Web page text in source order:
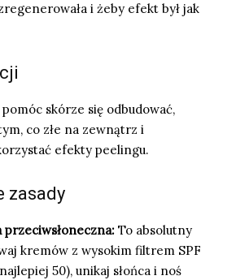
i żeby efekt był jak
skórze się odbudować,
co złe na zewnątrz i
efekty peelingu.
zasady
przeciwsłoneczna: To absolutny
kremów z wysokim filtrem SPF
50), unikaj słońca i noś